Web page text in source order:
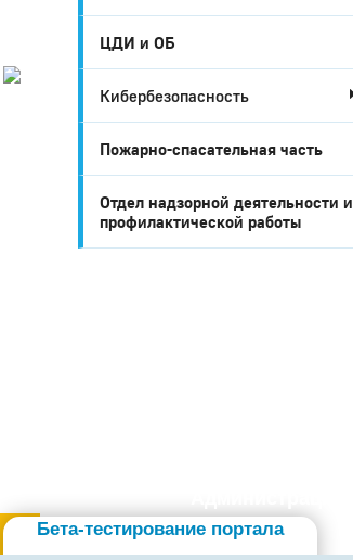
Настоящее
Стратегия
Жителям
Бизнесу
Бета-тестирование портала
ЦДИ и ОБ
Кибербезопасность
Пожарно-спасательная часть
Отдел надзорной деятельности и
профилактической работы